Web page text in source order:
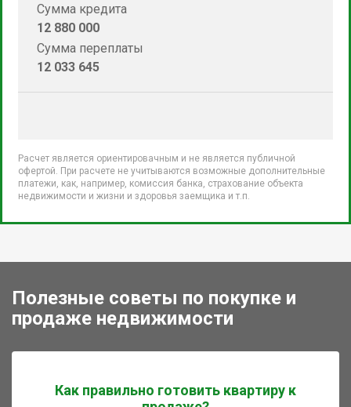
Сумма кредита
12 880 000
Сумма переплаты
12 033 645
Расчет является ориентировачным и не является публичной
офертой. При расчете не учитываются возможные дополнительные
платежи, как, например, комиссия банка, страхование объекта
недвижимости и жизни и здоровья заемщика и т.п.
Полезные советы по покупке и
продаже недвижимости
Как правильно готовить квартиру к